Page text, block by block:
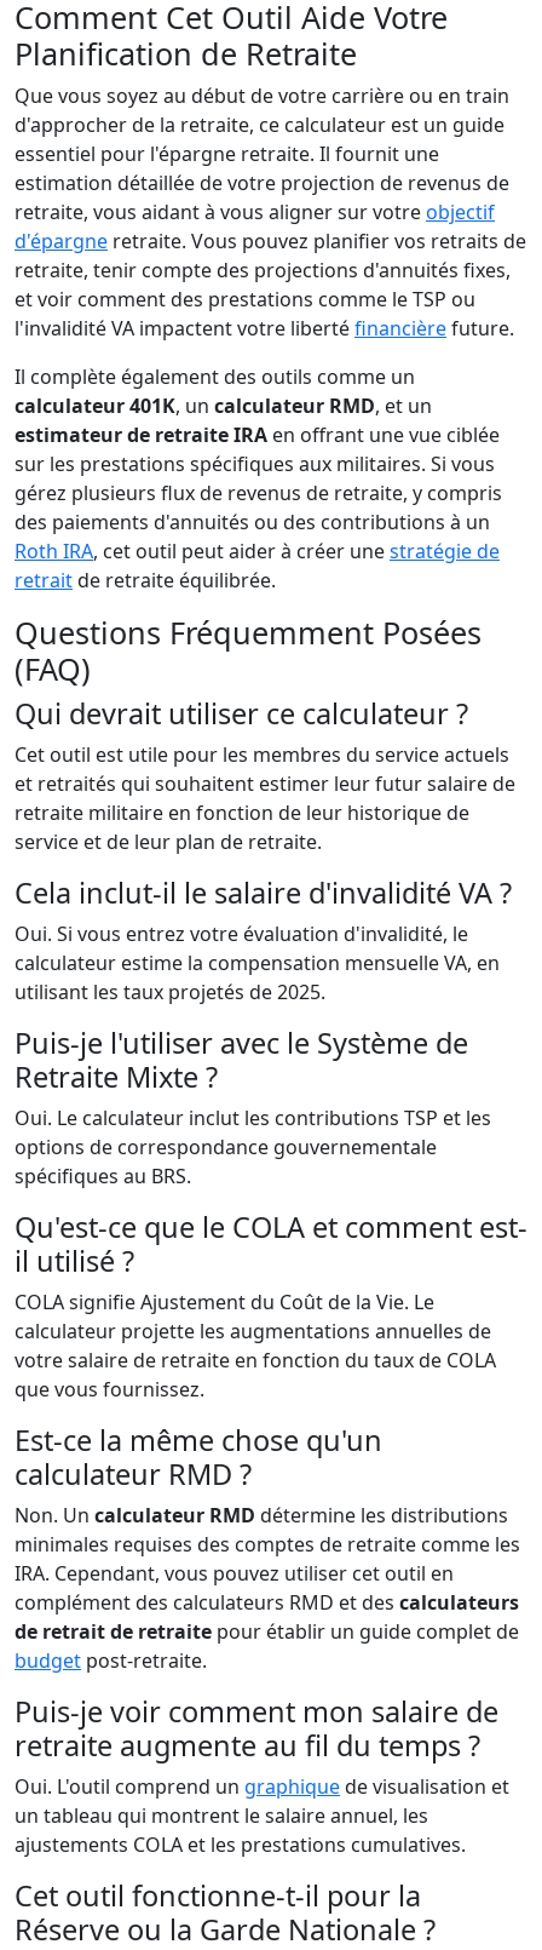
Comment Cet Outil Aide Votre
Planification de Retraite
Que vous soyez au début de votre carrière ou en train
d'approcher de la retraite, ce calculateur est un guide
essentiel pour l'épargne retraite. Il fournit une
estimation détaillée de votre projection de revenus de
retraite, vous aidant à vous aligner sur votreobjectif
d'épargne retraite. Vous pouvez planifier vos retraits de
retraite, tenir compte des projections d'annuités fixes,
et voir comment des prestations comme le TSP ou
l'invalidité VA impactent votre libertéfinancièrefuture.
Il complète également des outils comme un
calculateur 401K, un calculateur RMD, et un
estimateur de retraite IRA en offrant une vue ciblée
sur les prestations spécifiques aux militaires. Si vous
gérez plusieurs flux de revenus de retraite, y compris
des paiements d'annuités ou des contributions à un
Roth IRA, cet outil peut aider à créer unestratégie de
retraitde retraite équilibrée.
Questions Fréquemment Posées
(FAQ)
Qui devrait utiliser ce calculateur ?
Cet outil est utile pour les membres du service actuels
et retraités qui souhaitent estimer leur futur salaire de
retraite militaire en fonction de leur historique de
service et de leur plan de retraite.
Cela inclut-il le salaire d'invalidité VA ?
Oui. Si vous entrez votre évaluation d'invalidité, le
calculateur estime la compensation mensuelle VA, en
utilisant les taux projetés de 2025.
Puis-je l'utiliser avec le Système de
Retraite Mixte ?
Oui. Le calculateur inclut les contributions TSP et les
options de correspondance gouvernementale
spécifiques au BRS.
Qu'est-ce que le COLA et comment est-
il utilisé ?
COLA signifie Ajustement du Coût de la Vie. Le
calculateur projette les augmentations annuelles de
votre salaire de retraite en fonction du taux de COLA
que vous fournissez.
Est-ce la même chose qu'un
calculateur RMD ?
Non. Un calculateur RMD détermine les distributions
minimales requises des comptes de retraite comme les
IRA. Cependant, vous pouvez utiliser cet outil en
complément des calculateurs RMD et des calculateurs
de retrait de retraite pour établir un guide complet de
budget post-retraite.
Puis-je voir comment mon salaire de
retraite augmente au fil du temps ?
Oui. L'outil comprend un graphiquede visualisation et
un tableau qui montrent le salaire annuel, les
ajustements COLA et les prestations cumulatives.
Cet outil fonctionne-t-il pour la
Réserve ou la Garde Nationale ?